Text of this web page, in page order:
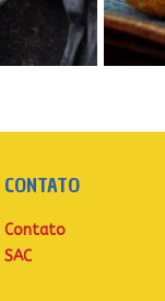
CONTATO
Contato
SAC